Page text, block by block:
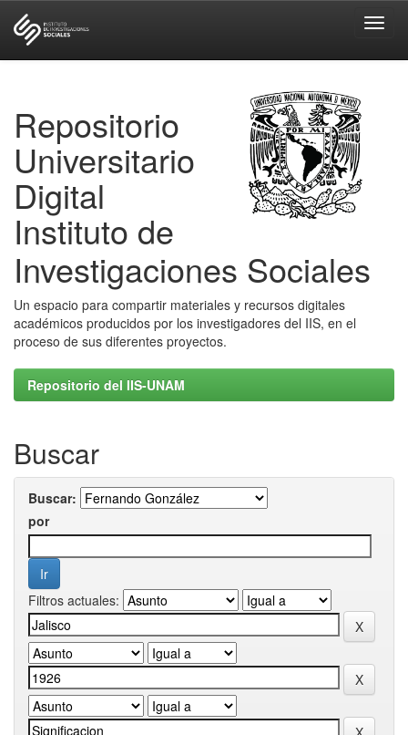
Repositorio
Universitario
Digital
Instituto de
Investigaciones Sociales
Un espacio para compartir materiales y recursos digitales
académicos producidos por los investigadores del IIS, en el
proceso de sus diferentes proyectos.
Repositorio del IIS-UNAM
Buscar
Buscar:
por
Filtros actuales: